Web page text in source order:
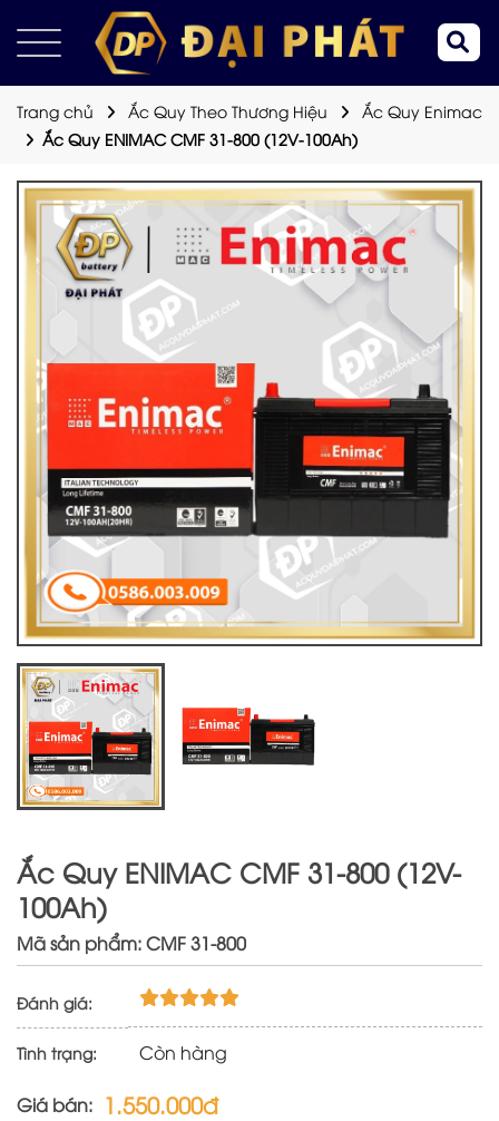
Trang chủ Ắc Quy Theo Thương Hiệu
Ắc Quy Enimac
Ắc Quy ENIMAC CMF 31-800 (12V-100Ah)
Ắc Quy ENIMAC CMF 31-800 (12V-
100Ah)
Mã sản phẩm: CMF 31-800
Đánh giá:
Tình trạng: Còn hàng
Giá bán: 1.550.000đ